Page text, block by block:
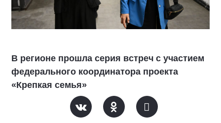
В регионе прошла серия встреч с участием
федерального координатора проекта
«Крепкая семья»